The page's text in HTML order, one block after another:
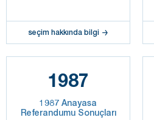
seçim hakkında bilgi
1987
1987 Anayasa
Referandumu Sonuçları